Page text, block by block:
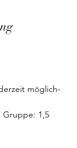
möglich-
Gruppe: 1,5